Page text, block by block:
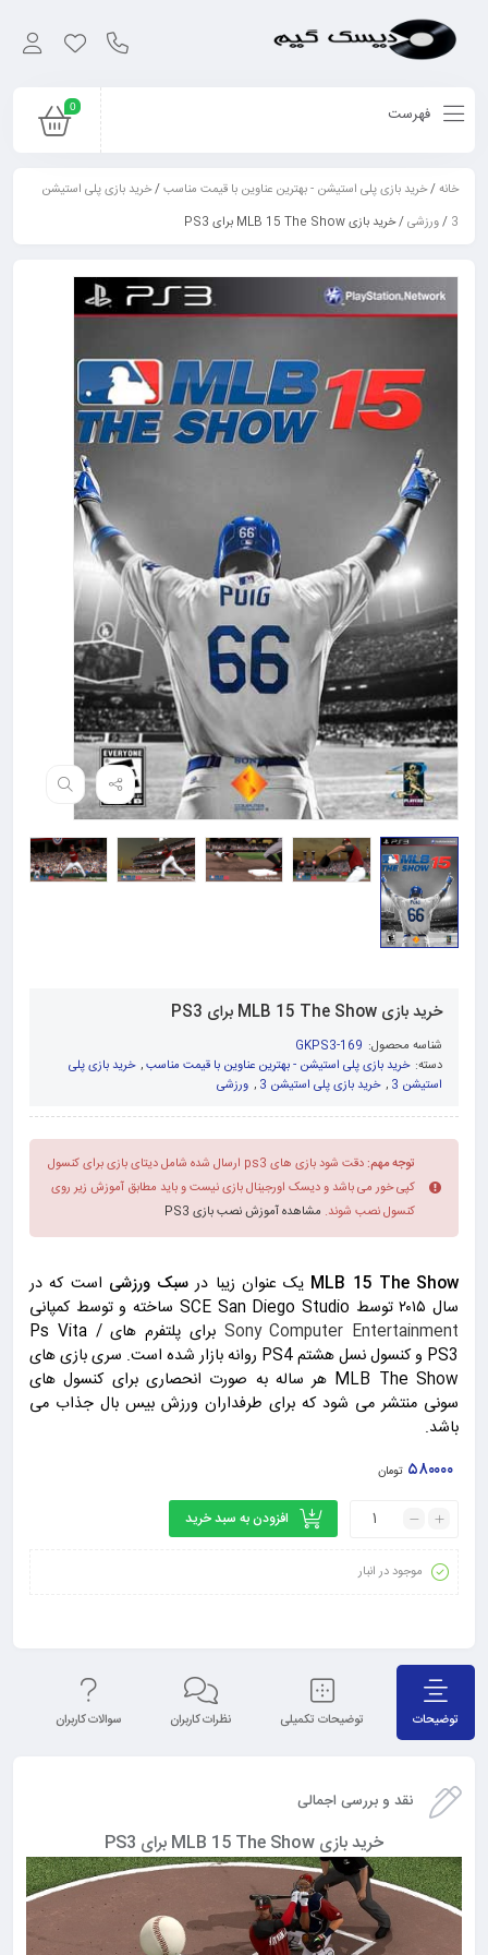
0 فهرست
خانه/خرید بازی پلی استیشن - بهترین عناوین با قیمت مناسب/خرید بازی پلی استیشن
3
/ورزشی/ خرید بازی MLB 15 The Show برای PS3
خرید بازی MLB 15 The Show برای PS3
شناسه محصول: GKPS3-169
دسته: خرید بازی پلی استیشن - بهترین عناوین با قیمت مناسب, خرید بازی پلی
استیشن 3
, خرید بازی پلی استیشن 3 , ورزشی
توجه مهم:
دقت شود بازی های ps3 ارسال شده شامل دیتای بازی برای کنسول
کپی خور می باشد و دیسک اورجینال بازی نیست و باید مطابق آموزش زیر روی
کنسول نصب شوند. مشاهده آموزش نصب بازی PS3
MLB 15 The Show یک عنوان زیبا در سبک ورزشی است که در
سال ۲۰۱۵ توسط SCE San Diego Studio ساخته و توسط کمپانی
Sony Computer Entertainment
برای پلتفرم های Ps Vita /
PS3 و کنسول نسل هشتم PS4 روانه بازار شده است. سری بازی های
MLB The Show هر ساله به صورت انحصاری برای کنسول های
سونی منتشر می شود که برای طرفداران ورزش بیس بال جذاب می
باشد.
۵۸۰۰۰۰ تومان
افزودن به سبد خرید
موجود در انبار
توضیحات توضیحات تکمیلی نظرات کاربران سوالات کاربران
نقد و بررسی اجمالی
خرید بازی MLB 15 The Show برای PS3